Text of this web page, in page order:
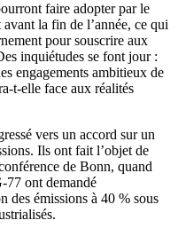
faire adopter par le
la fin de l’année, ce qui
pour souscrire aux
inquiétudes se font jour :
engagements ambitieux de
t-elle face aux réalités
vers un accord sur un
Ils ont fait l’objet de
de Bonn, quand
77 ont demandé
des émissions à 40 % sous